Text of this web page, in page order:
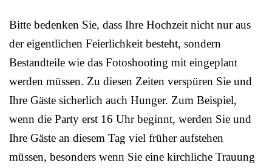
Bitte bedenken Sie, dass Ihre Hochzeit nicht nur aus
der eigentlichen Feierlichkeit besteht, sondern
Bestandteile wie das Fotoshooting mit eingeplant
werden müssen. Zu diesen Zeiten verspüren Sie und
Ihre Gäste sicherlich auch Hunger. Zum Beispiel,
wenn die Party erst 16 Uhr beginnt, werden Sie und
Ihre Gäste an diesem Tag viel früher aufstehen
müssen, besonders wenn Sie eine kirchliche Trauung